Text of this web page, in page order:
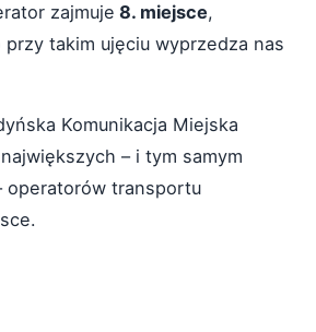
zajmuje 8. miejsce,
takim ujęciu wyprzedza nas
Komunikacja Miejska
– i tym samym
operatorów transportu